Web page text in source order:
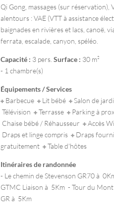
Qi Gong, massages (sur réservation),
alentours : VAE (VTT à assistance
baignades en rivières et lacs, canoë,
ferrata, escalade, canyon, spéléo.
Capacité : 3 pers. Surface : 30 m²
- 1 chambre(s)
Équipements / Services
Barbecue
Lit bébé
Salon de
Télévision
Terrasse
Parking à
Chaise bébé / Réhausseur
Accès
Draps et linge compris
Draps
gratuitement
Table d'hôtes
Itinéraires de randonnée
- Le chemin de Stevenson GR70 à
GTMC Liaison à 5Km - Tour du
GR à 5Km